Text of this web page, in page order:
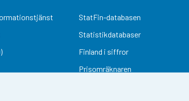
StatFin-databasen
Statistikdatabaser
Finland i siffror
Prisomräknaren